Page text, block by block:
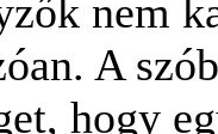
nem
A
hogy